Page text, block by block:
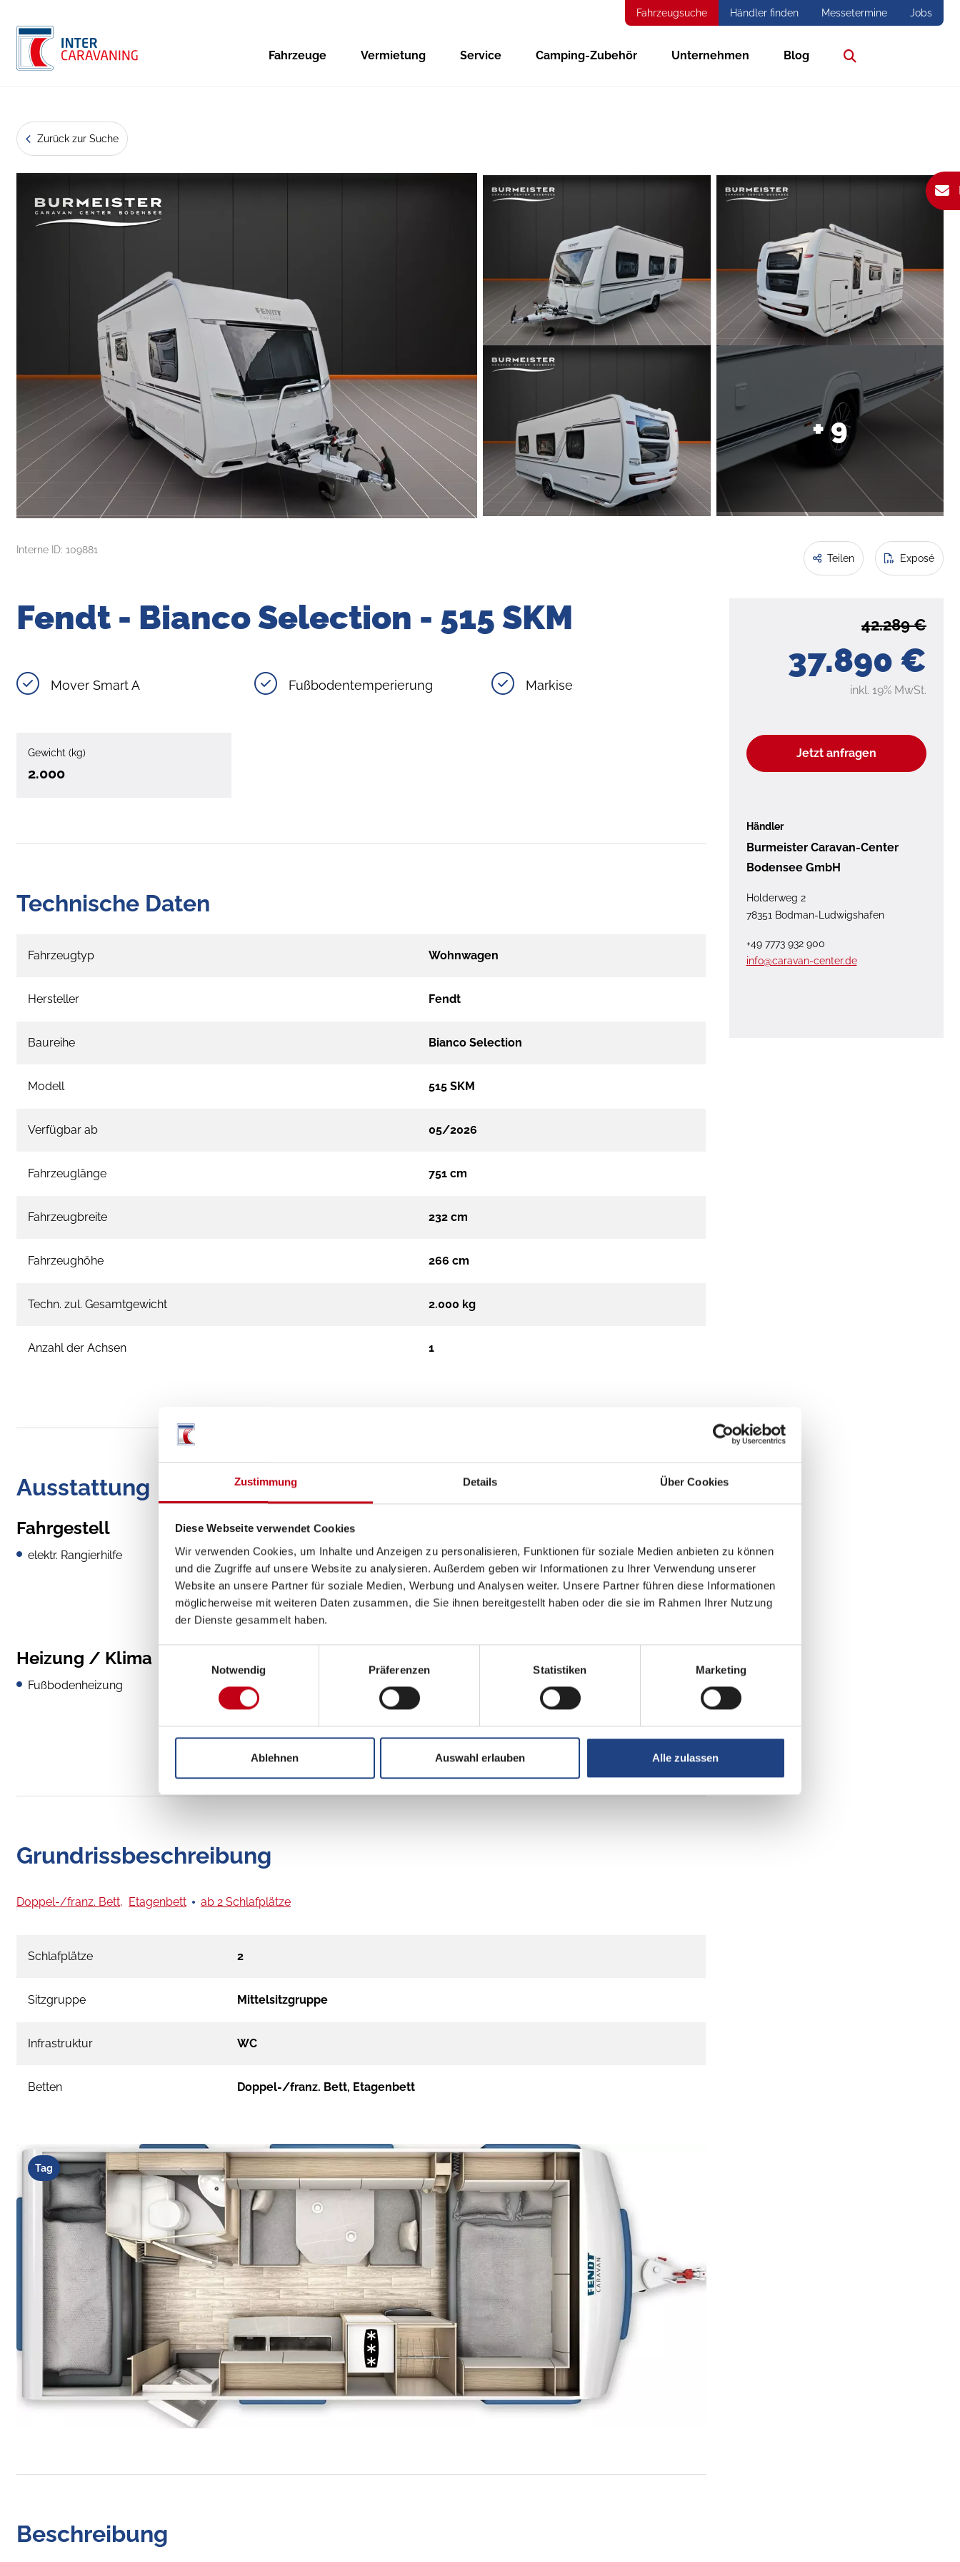
Zustimmung Details Über Cookies
Diese Webseite verwendet Cookies
Wir verwenden Cookies, um Inhalte und Anzeigen zu personalisieren, Funktionen für soziale Medien anbieten zu können
und die Zugriffe auf unsere Website zu analysieren. Außerdem geben wir Informationen zu Ihrer Verwendung unserer
Website an unsere Partner für soziale Medien, Werbung und Analysen weiter. Unsere Partner führen diese Informationen
möglicherweise mit weiteren Daten zusammen, die Sie ihnen bereitgestellt haben oder die sie im Rahmen Ihrer Nutzung
der Dienste gesammelt haben.
Notwendig
Präferenzen Statistiken Marketing
Ablehnen Auswahl erlauben Alle zulassen
Fahrzeugsuche Händler finden Messetermine Jobs
Fahrzeuge Vermietung Service Camping-Zubehör Unternehmen Blog
Zurück zur Suche
+ 9
Interne ID: 109881
Teilen Exposé
37.890 €
42.289 €
inkl. 19% MwSt.
Jetzt anfragen
Händler
Burmeister Caravan-Center
Bodensee GmbH
Holderweg 2
78351 Bodman-Ludwigshafen
+49 7773 932 900
info@caravan-center.de
Fendt - Bianco Selection - 515 SKM
Mover Smart A Fußbodentemperierung Markise
Gewicht (kg)
2.000
Technische Daten
Fahrzeugtyp Wohnwagen
Hersteller Fendt
Baureihe Bianco Selection
Modell 515 SKM
Verfügbar ab 05/2026
Fahrzeuglänge 751 cm
Fahrzeugbreite 232 cm
Fahrzeughöhe 266 cm
Techn. zul. Gesamtgewicht 2.000 kg
Anzahl der Achsen 1
Ausstattung
Fahrgestell
elektr. Rangierhilfe Fahrradträger für 2 Räder
Markise
Heizung / Klima
Fußbodenheizung
Grundrissbeschreibung
Doppel-/franz. Bett, Etagenbett ab 2 Schlafplätze
Schlafplätze 2
Sitzgruppe Mittelsitzgruppe
Infrastruktur WC
Betten Doppel-/franz. Bett, Etagenbett
Tag
Beschreibung